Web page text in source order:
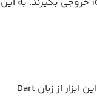
فلاتر به دو دلیل عملکرد فوق‌العاده‌ای دارد. علت اول این است که این ابزار از زبان Dart